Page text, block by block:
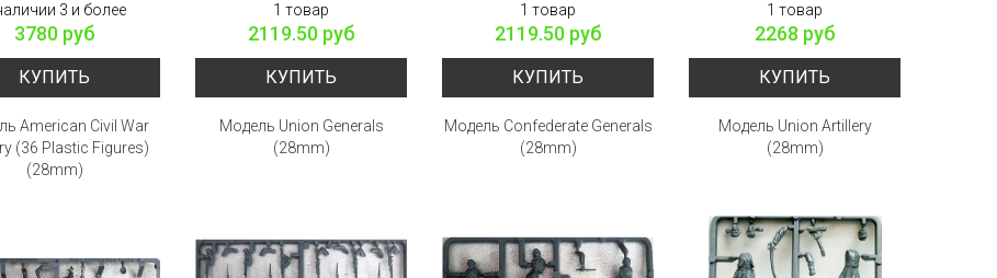
3 и более
3780 руб
КУПИТЬ
American Civil War
(36 Plastic Figures)
(28mm)
1 товар
2119.50 руб
КУПИТЬ
Модель Union Generals
(28mm)
1 товар
2119.50 руб
КУПИТЬ
Модель Confederate Generals
(28mm)
1 товар
2268 руб
КУПИТЬ
Модель Union Artillery
(28mm)